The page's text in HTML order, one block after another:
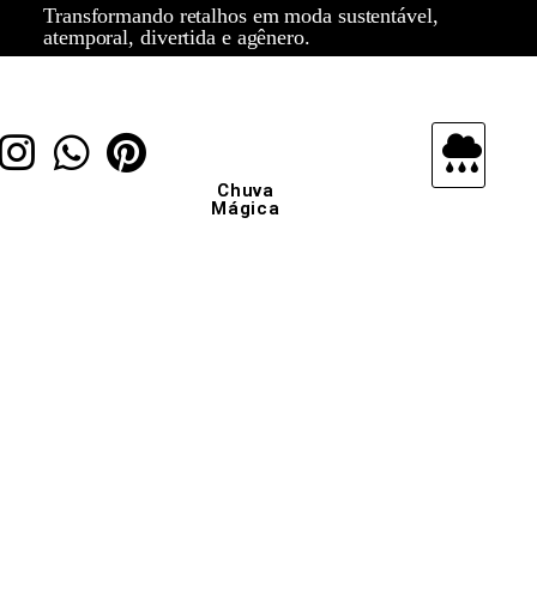
Transformando retalhos em moda sustentável,
atemporal, divertida e agênero.
Chuva
Mágica